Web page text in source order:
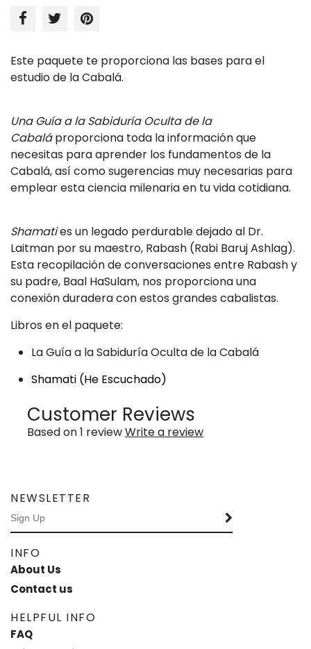
Este paquete te proporciona las bases para el
estudio de la Cabalá.
Una Guía a la Sabiduría Oculta de la
Cabalá proporciona toda la información que
necesitas para aprender los fundamentos de la
Cabalá, así como sugerencias muy necesarias para
emplear esta ciencia milenaria en tu vida cotidiana.
Shamaties un legado perdurable dejado al Dr.
Laitman por su maestro, Rabash (Rabi Baruj Ashlag).
Esta recopilación de conversaciones entre Rabash y
su padre, Baal HaSulam, nos proporciona una
conexión duradera con estos grandes cabalistas.
Libros en el paquete:
La Guía a la Sabiduría Oculta de la Cabalá
Shamati (He Escuchado)
Customer Reviews
Based on 1 reviewWrite a review
NEWSLETTER
INFO
About Us
Contact us
HELPFUL INFO
FAQ